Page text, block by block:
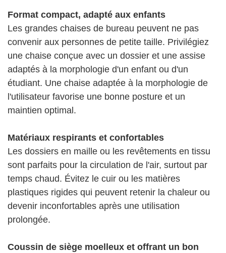
Format compact, adapté aux enfants
Les grandes chaises de bureau peuvent ne pas
convenir aux personnes de petite taille. Privilégiez
une chaise conçue avec un dossier et une assise
adaptés à la morphologie d'un enfant ou d'un
étudiant. Une chaise adaptée à la morphologie de
l'utilisateur favorise une bonne posture et un
maintien optimal.
Matériaux respirants et confortables
Les dossiers en maille ou les revêtements en tissu
sont parfaits pour la circulation de l'air, surtout par
temps chaud. Évitez le cuir ou les matières
plastiques rigides qui peuvent retenir la chaleur ou
devenir inconfortables après une utilisation
prolongée.
Coussin de siège moelleux et offrant un bon